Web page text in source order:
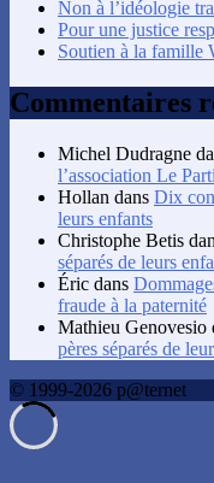
Non à l’idéologie
Pour une justice
Soutien à la famille
Commentaires
Michel Dudragne
l’association Le
Hollan dans Dix
leurs enfants
Christophe Betis
séparés de leurs
Éric dans
fraude à la paternité
Mathieu Genovesio
pères séparés de
© 1999-2026 p@ternet